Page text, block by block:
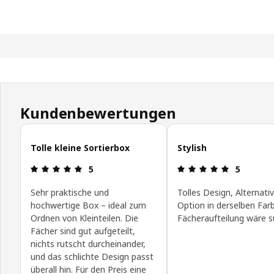
Kundenbewertungen
Kundenbewertungen überspringen
Tolle kleine Sortierbox
Bewertung: 5 von 5 Sterne
5
Sehr praktische und
hochwertige Box – ideal zum
Ordnen von Kleinteilen. Die
Fächer sind gut aufgeteilt,
nichts rutscht durcheinander,
und das schlichte Design passt
überall hin. Für den Preis eine
Stylish
5
Tolles Design,
Option in derselben
Fächeraufteilung wäre